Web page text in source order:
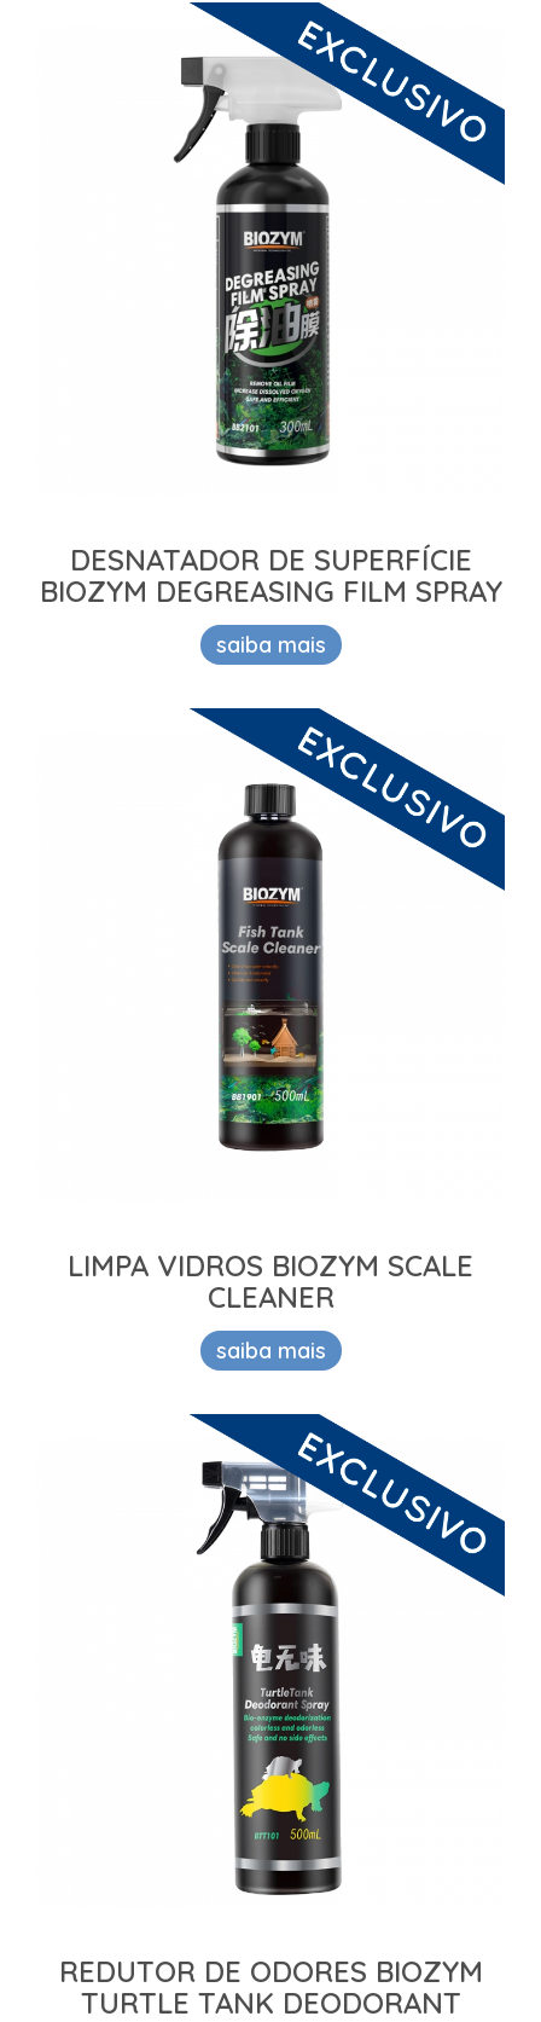
DESNATADOR DE SUPERFÍCIE
BIOZYM DEGREASING FILM SPRAY
saiba mais
LIMPA VIDROS BIOZYM SCALE
CLEANER
saiba mais
REDUTOR DE ODORES BIOZYM
TURTLE TANK DEODORANT